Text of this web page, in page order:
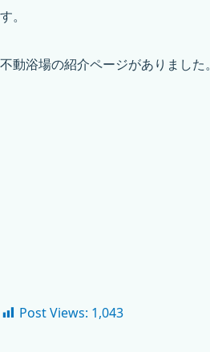
す。
不動浴場の紹介ページがありました。
Post Views: 1,043